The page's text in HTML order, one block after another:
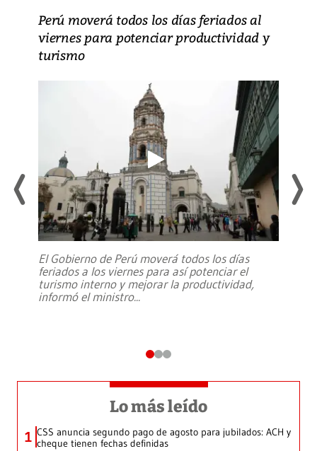
Perú moverá todos los días feriados al
viernes para potenciar productividad y
turismo
El Gobierno de Perú moverá todos los días
feriados a los viernes para así potenciar el
turismo interno y mejorar la productividad,
informó el ministro...
Lo más leído
1 CSS anuncia segundo pago de agosto para jubilados: ACH y
cheque tienen fechas definidas